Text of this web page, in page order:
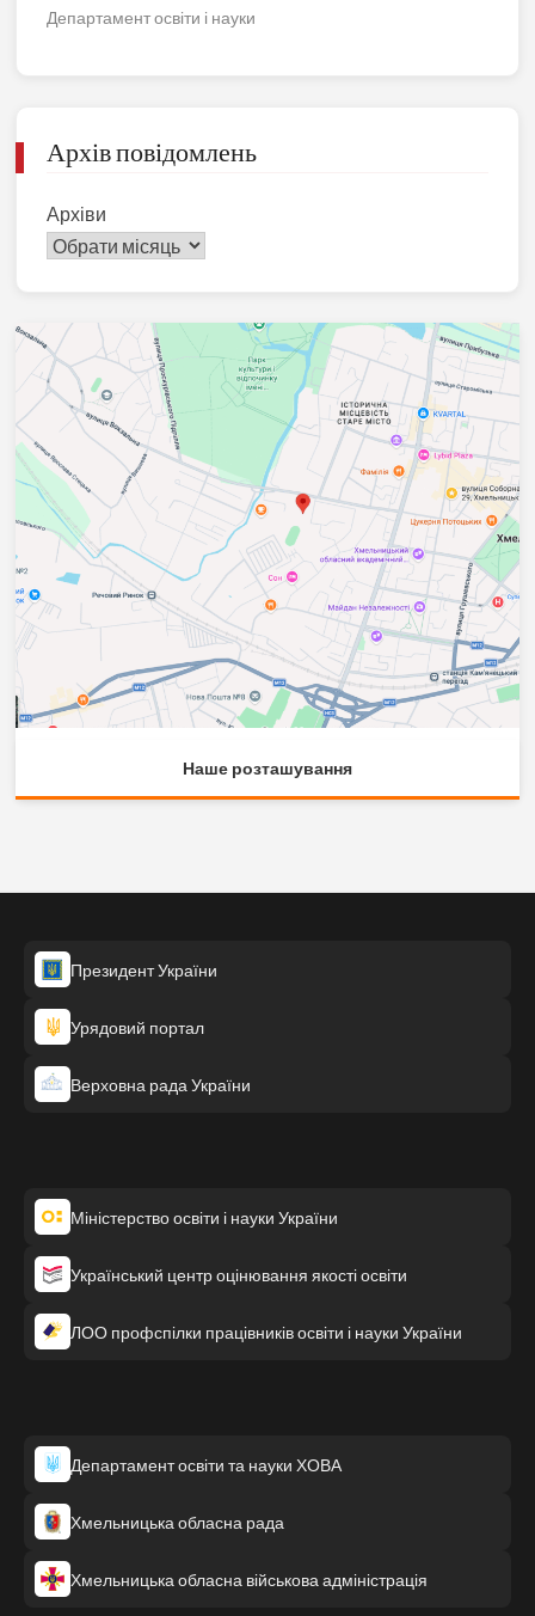
Департамент освіти і науки
Архів повідомлень
Архіви
Наше розташування
Президент України
Урядовий портал
Верховна рада України
Міністерство освіти і науки України
Український центр оцінювання якості освіти
ЛОО профспілки працівників освіти і науки України
Департамент освіти та науки ХОВА
Хмельницька обласна рада
Хмельницька обласна військова адміністрація